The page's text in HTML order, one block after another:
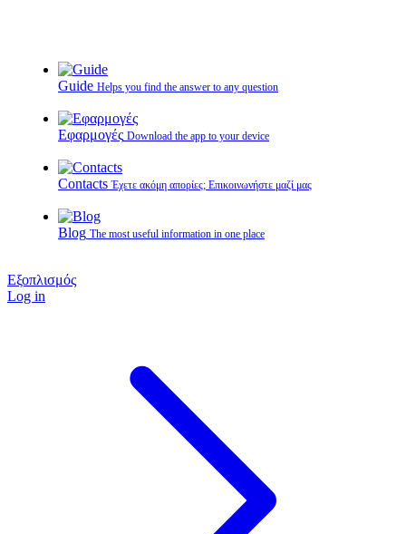
Guide Helps you find the answer to any question
Εφαρμογές Download the app to your device
Contacts Έχετε ακόμη απορίες; Επικοινωνήστε μαζί μας
Blog The most useful information in one place
Εξοπλισμός
Log in